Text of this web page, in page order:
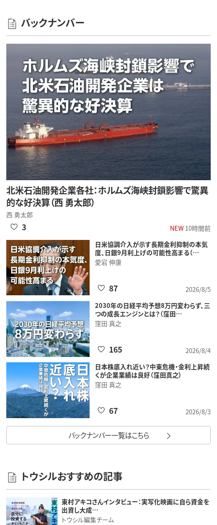
バックナンバー
北米石油開発企業各社：ホルムズ海峡封鎖影響で驚異
的な好決算（西 勇太郎）
西 勇太郎
NEW10時間前
3
日米協調介入が示す長期金利抑制の本気
度、日銀9月利上げの可能性高まる（…
愛宕 伸康
2026/8/5
87
2030年の日経平均予想8万円変わらず、三
つの成長エンジンとは？（窪田…
窪田 真之
2026/8/4
165
日本株底入れ近い？中東危機・金利上昇続
くが企業業績は良好（窪田真之）
窪田 真之
2026/8/3
67
バックナンバー一覧はこちら
トウシルおすすめの記事
東村アキコさんインタビュー：実写化映画に自ら資金を
出資し大成…
トウシル編集チーム